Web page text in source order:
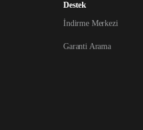
Destek
İndirme Merkezi
Garanti Arama